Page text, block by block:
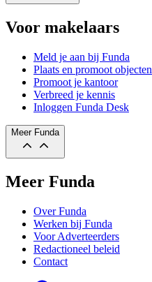
Voor makelaars
Meld je aan bij Funda
Plaats en promoot objecten
Promoot je kantoor
Verbreed je kennis
Inloggen Funda Desk
Meer Funda
Meer Funda
Over Funda
Werken bij Funda
Voor Adverteerders
Redactioneel beleid
Contact